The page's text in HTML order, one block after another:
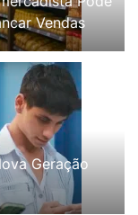
Vendas
Geração